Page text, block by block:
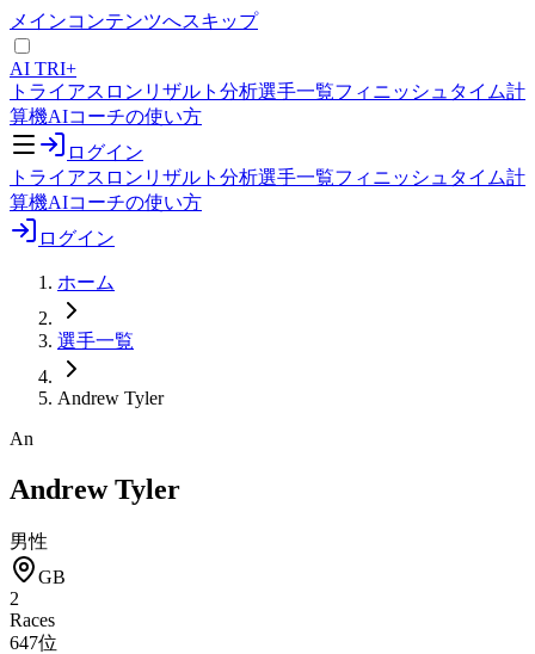
メインコンテンツへスキップ
AI TRI+
トライアスロンリザルト分析選手一覧フィニッシュタイム計
算機AIコーチの使い方
ログイン
トライアスロンリザルト分析選手一覧フィニッシュタイム計
算機AIコーチの使い方
ログイン
ホーム
選手一覧
Andrew Tyler
An
Andrew Tyler
男性
GB
2
Races
647位